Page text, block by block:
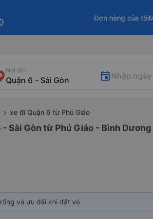
Đơn hàng của tôi
Nơi đến
Nhập
xe đi Quận 6 từ Phú Giáo
Sài Gòn từ Phú Giáo - Bình
và ưu đãi khi đặt vé